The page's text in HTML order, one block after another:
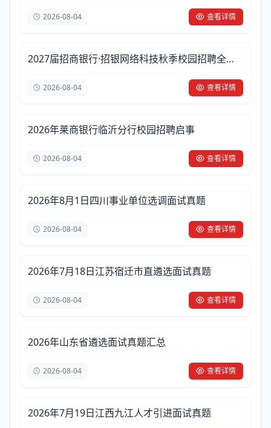
2026-08-04 查看详情
2027届招商银行·招银网络科技秋季校园招聘全球
2026-08-04 查看详情
2026年莱商银行临沂分行校园招聘启事
2026-08-04 查看详情
2026年8月1日四川事业单位选调面试真题
2026-08-04 查看详情
2026年7月18日江苏宿迁市直遴选面试真题
2026-08-04 查看详情
2026年山东省遴选面试真题汇总
2026-08-04 查看详情
2026年7月19日江西九江人才引进面试真题